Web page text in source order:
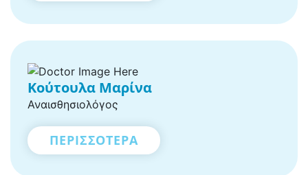
Κούτουλα Μαρίνα
Αναισθησιολόγος
ΠΕΡΙΣΣΟΤΕΡΑ